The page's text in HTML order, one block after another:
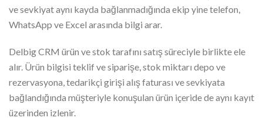
ve sevkiyat aynı kayda bağlanmadığında ekip yine telefon,
WhatsApp ve Excel arasında bilgi arar.
Delbig CRM ürün ve stok tarafını satış süreciyle birlikte ele
alır. Ürün bilgisi teklif ve siparişe, stok miktarı depo ve
rezervasyona, tedarikçi girişi alış faturası ve sevkiyata
bağlandığında müşteriyle konuşulan ürün içeride de aynı kayıt
üzerinden izlenir.